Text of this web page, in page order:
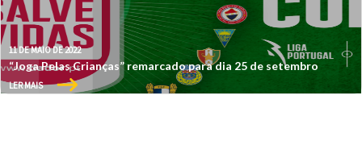
11 DE MAIO DE 2022
“Joga Pelas Crianças” remarcado para dia 25 de setembro
LER MAIS